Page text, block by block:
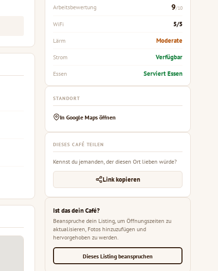
Arbeitsbewertung 9/10
WiFi 5/5
Lärm Moderate
Strom Verfügbar
Essen Serviert Essen
STANDORT
In Google Maps öffnen
DIESES CAFÉ TEILEN
Kennst du jemanden, der diesen Ort lieben würde?
Link kopieren
Ist das dein Café?
Beanspruche dein Listing, um Öffnungszeiten zu
aktualisieren, Fotos hinzuzufügen und
hervorgehoben zu werden.
Dieses Listing beanspruchen